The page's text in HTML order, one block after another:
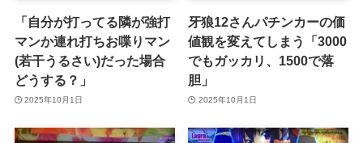
「自分が打ってる隣が強打
マンか連れ打ちお喋りマン
(若干うるさい)だった場合
どうする？」
2025年10月1日
牙狼12さんパチンカーの価
値観を変えてしまう「3000
でもガッカリ、1500で落
胆」
2025年10月1日